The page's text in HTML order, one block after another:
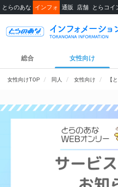
とらのあな インフォ 通販 店舗 とらコイ
総合 女性向け
女性向けTOP 同人 女性向け 【